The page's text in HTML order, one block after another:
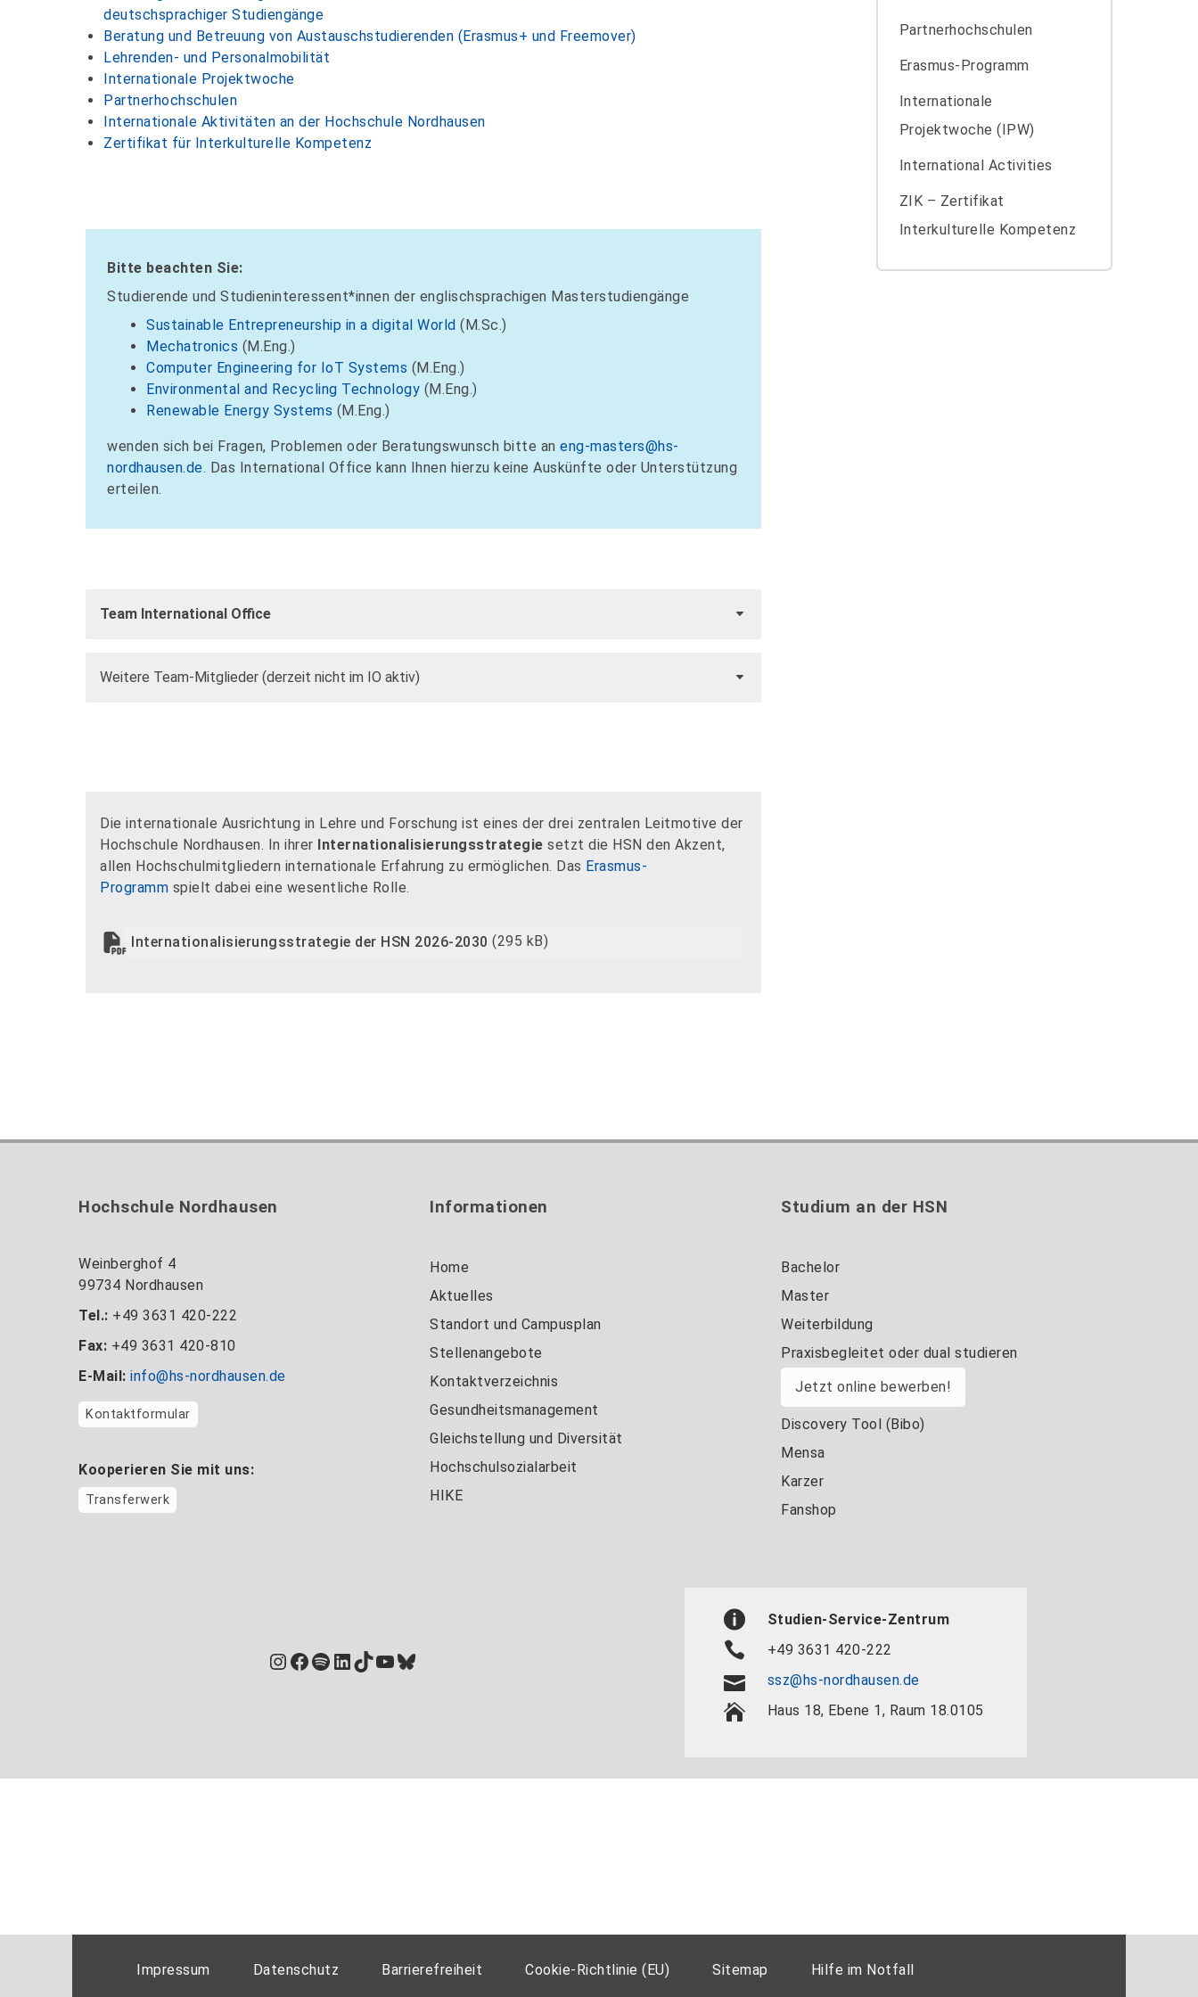
deutschsprachiger Studiengänge
Beratung und Betreuung von Austauschstudierenden (Erasmus+ und Freemover)
Lehrenden- und Personalmobilität
Internationale Projektwoche
Partnerhochschulen
Internationale Aktivitäten an der Hochschule Nordhausen
Zertifikat für Interkulturelle Kompetenz
Bitte beachten Sie:
Studierende und Studieninteressent*innen der englischsprachigen Masterstudiengänge
Sustainable Entrepreneurship in a digital World (M.Sc.)
Mechatronics (M.Eng.)
Computer Engineering for IoT Systems (M.Eng.)
Environmental and Recycling Technology (M.Eng.)
Renewable Energy Systems (M.Eng.)
wenden sich bei Fragen, Problemen oder Beratungswunsch bitte an eng-masters@hs-
nordhausen.de. Das International Office kann Ihnen hierzu keine Auskünfte oder Unterstützung
erteilen.
Team International Office
Weitere Team-Mitglieder (derzeit nicht im IO aktiv)
Die internationale Ausrichtung in Lehre und Forschung ist eines der drei zentralen Leitmotive der
Hochschule Nordhausen. In ihrer Internationalisierungsstrategie setzt die HSN den Akzent,
allen Hochschulmitgliedern internationale Erfahrung zu ermöglichen. Das Erasmus-
Programm spielt dabei eine wesentliche Rolle.
Internationalisierungsstrategie der HSN 2026-2030 (295 kB)
Partnerhochschulen
Erasmus-Programm
Internationale
Projektwoche (IPW)
International Activities
ZIK – Zertifikat
Interkulturelle Kompetenz
Hochschule Nordhausen
Weinberghof 4
99734 Nordhausen
Tel.: +49 3631 420-222
Fax: +49 3631 420-810
E-Mail: info@hs-nordhausen.de
Kontaktformular
Kooperieren Sie mit uns:
Transferwerk
Informationen
Home
Aktuelles
Standort und Campusplan
Stellenangebote
Kontaktverzeichnis
Gesundheitsmanagement
Gleichstellung und Diversität
Hochschulsozialarbeit
HIKE
Studium an der HSN
Bachelor
Master
Weiterbildung
Praxisbegleitet oder dual studieren
Jetzt online bewerben!
Discovery Tool (Bibo)
Mensa
Karzer
Fanshop
Instagram
Facebook
Spotify
LinkedIn
TikTok
YouTube
Bluesky
Studien-Service-Zentrum
+49 3631 420-222
ssz@hs-nordhausen.de
Haus 18, Ebene 1, Raum 18.0105
Impressum Datenschutz Barrierefreiheit Cookie-Richtlinie (EU) Sitemap Hilfe im Notfall